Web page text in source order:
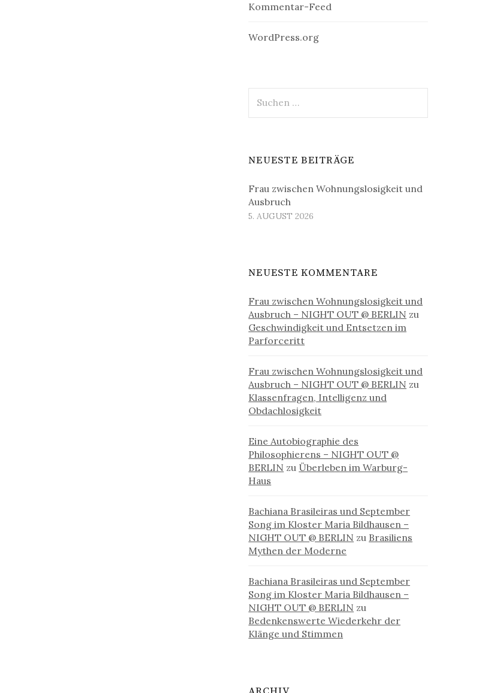
Kommentar-Feed
WordPress.org
nach:
NEUESTE BEITRÄGE
Frau zwischen Wohnungslosigkeit und
Ausbruch
5. AUGUST 2026
NEUESTE KOMMENTARE
Frau zwischen Wohnungslosigkeit und
Ausbruch – NIGHT OUT @ BERLIN zu
Geschwindigkeit und Entsetzen im
Parforceritt
Frau zwischen Wohnungslosigkeit und
Ausbruch – NIGHT OUT @ BERLIN zu
Klassenfragen, Intelligenz und
Obdachlosigkeit
Eine Autobiographie des
Philosophierens – NIGHT OUT @
BERLIN zu Überleben im Warburg-
Haus
Bachiana Brasileiras und September
Song im Kloster Maria Bildhausen –
NIGHT OUT @ BERLIN zu Brasiliens
Mythen der Moderne
Bachiana Brasileiras und September
Song im Kloster Maria Bildhausen –
NIGHT OUT @ BERLIN zu
Bedenkenswerte Wiederkehr der
Klänge und Stimmen